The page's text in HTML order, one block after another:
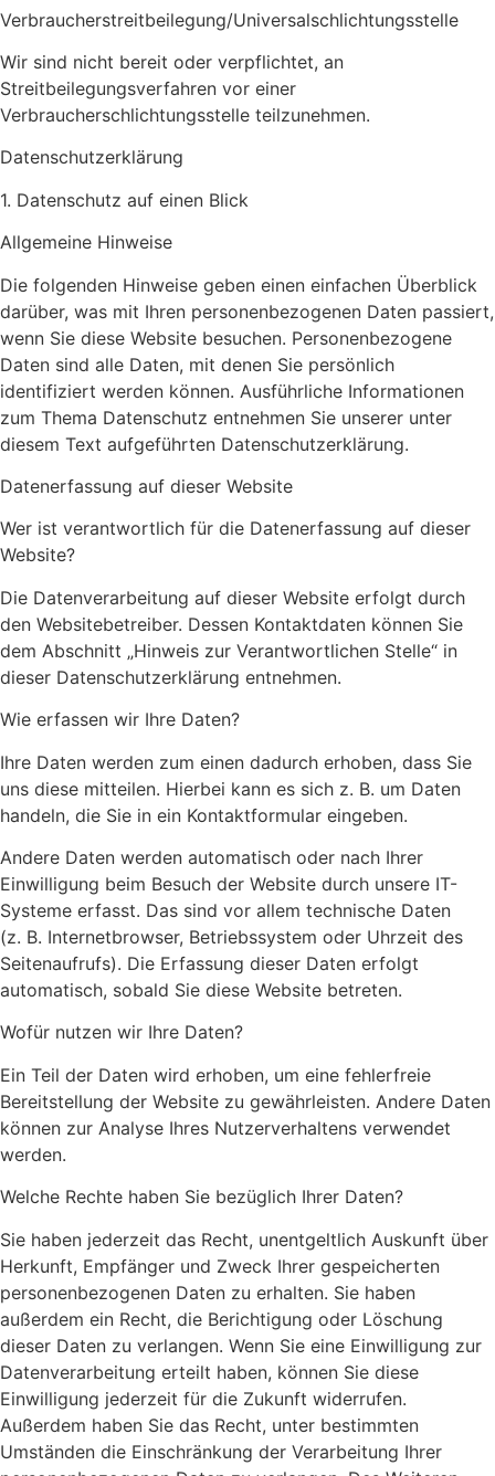
Verbraucherstreitbeilegung/Universalschlichtungsstelle
Wir sind nicht bereit oder verpflichtet, an
Streitbeilegungsverfahren vor einer
Verbraucherschlichtungsstelle teilzunehmen.
Datenschutz­erklärung
1. Datenschutz auf einen Blick
Allgemeine Hinweise
Die folgenden Hinweise geben einen einfachen Überblick
darüber, was mit Ihren personenbezogenen Daten passiert,
wenn Sie diese Website besuchen. Personenbezogene
Daten sind alle Daten, mit denen Sie persönlich
identifiziert werden können. Ausführliche Informationen
zum Thema Datenschutz entnehmen Sie unserer unter
diesem Text aufgeführten Datenschutzerklärung.
Datenerfassung auf dieser Website
Wer ist verantwortlich für die Datenerfassung auf dieser
Website?
Die Datenverarbeitung auf dieser Website erfolgt durch
den Websitebetreiber. Dessen Kontaktdaten können Sie
dem Abschnitt „Hinweis zur Verantwortlichen Stelle“ in
dieser Datenschutzerklärung entnehmen.
Wie erfassen wir Ihre Daten?
Ihre Daten werden zum einen dadurch erhoben, dass Sie
uns diese mitteilen. Hierbei kann es sich z. B. um Daten
handeln, die Sie in ein Kontaktformular eingeben.
Andere Daten werden automatisch oder nach Ihrer
Einwilligung beim Besuch der Website durch unsere IT-
Systeme erfasst. Das sind vor allem technische Daten
(z. B. Internetbrowser, Betriebssystem oder Uhrzeit des
Seitenaufrufs). Die Erfassung dieser Daten erfolgt
automatisch, sobald Sie diese Website betreten.
Wofür nutzen wir Ihre Daten?
Ein Teil der Daten wird erhoben, um eine fehlerfreie
Bereitstellung der Website zu gewährleisten. Andere Daten
können zur Analyse Ihres Nutzerverhaltens verwendet
werden.
Welche Rechte haben Sie bezüglich Ihrer Daten?
Sie haben jederzeit das Recht, unentgeltlich Auskunft über
Herkunft, Empfänger und Zweck Ihrer gespeicherten
personenbezogenen Daten zu erhalten. Sie haben
außerdem ein Recht, die Berichtigung oder Löschung
dieser Daten zu verlangen. Wenn Sie eine Einwilligung zur
Datenverarbeitung erteilt haben, können Sie diese
Einwilligung jederzeit für die Zukunft widerrufen.
Außerdem haben Sie das Recht, unter bestimmten
Umständen die Einschränkung der Verarbeitung Ihrer